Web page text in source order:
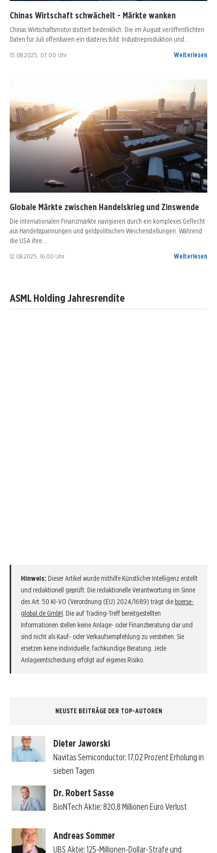
Chinas Wirtschaft schwächelt - Märkte wanken
Chinas Wirtschaftsmotor stottert bedenklich. Die im August veröffentlichten
Daten für Juli offenbaren ein düsteres Bild: Industrieproduktion und…
15.08.2025, 07:00 Uhr Weiterlesen
Globale Märkte zwischen Handelskrieg und Zinswende
Die internationalen Finanzmärkte navigieren durch ein komplexes Geflecht
aus Handelsspannungen und geldpolitischen Weichenstellungen. Während
die USA ihre…
12.08.2025, 16:00 Uhr Weiterlesen
ASML Holding Jahresrendite
Hinweis: Dieser Artikel wurde mithilfe Künstlicher Intelligenz erstellt
und redaktionell geprüft. Die redaktionelle Verantwortung im Sinne
des Art. 50 KI-VO (Verordnung (EU) 2024/1689) trägt die boerse-
global.de GmbH . Die auf Trading-Treff bereitgestellten
Informationen stellen keine Anlage- oder Finanzberatung dar und
sind nicht als Kauf- oder Verkaufsempfehlung zu verstehen. Sie
ersetzen keine individuelle, fachkundige Beratung. Jede
Anlageentscheidung erfolgt auf eigenes Risiko.
NEUSTE BEITRÄGE DER TOP-AUTOREN
Dieter Jaworski
Navitas Semiconductor: 17,02 Prozent Erholung in
sieben Tagen
Dr. Robert Sasse
BioNTech Aktie: 820,8 Millionen Euro Verlust
Andreas Sommer
UBS Aktie: 125-Millionen-Dollar-Strafe und